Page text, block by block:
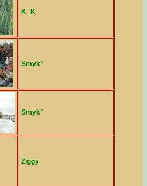
K_K
Smyk"
Smyk"
Ziggy